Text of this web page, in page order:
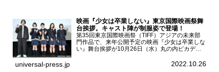
映画『少女は卒業しない』東京国際映画祭舞
台挨拶。キャスト陣が制服姿で登場！
第35回東京国際映画祭（TIFF）アジアの未来部
門作品で、来年公開予定の映画『少女は卒業しな
い』舞台挨拶が10月26日（水）丸の内ピカデリ
宮山莉渚、中井友望、監督の中川駿が登壇。映画
universal-press.jp 2022.10.26